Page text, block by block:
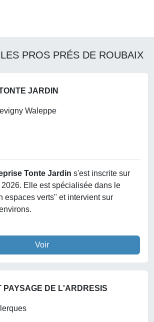
PROS PRÉS DE ROUBAIX
JARDIN
Waleppe
Tonte Jardin s'est inscrite sur
Elle est spécialisée dans le
espaces verts" et intervient sur
Voir
PAYSAGE DE L'ARDRESIS